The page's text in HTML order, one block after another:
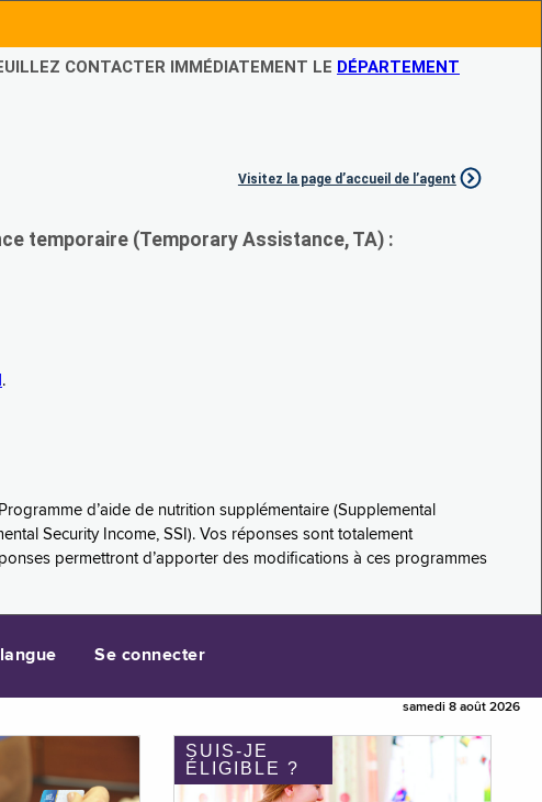
CONTACTER IMMÉDIATEMENT LE DÉPARTEMENT
Visitez la page d’accueil de l’agent
temporaire (Temporary Assistance, TA) :
.
d’aide de nutrition supplémentaire (Supplemental
Security Income, SSI). Vos réponses sont totalement
permettront d’apporter des modifications à ces programmes
Se connecter
samedi 8 août 2026
SUIS-JE
ÉLIGIBLE ?